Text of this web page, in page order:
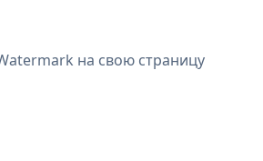
на свою страницу